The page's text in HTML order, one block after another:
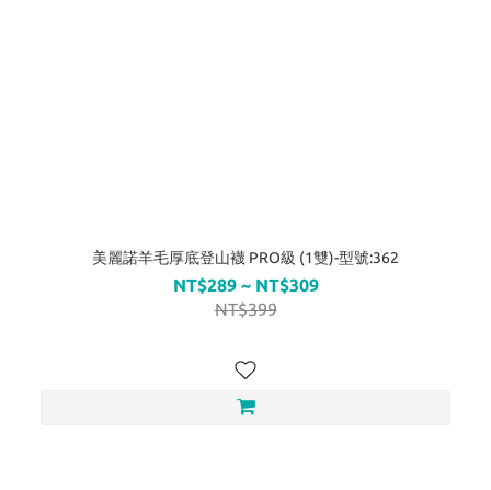
美麗諾羊毛厚底登山襪 PRO級 (1雙)-型號:362
NT$289 ~ NT$309
NT$399